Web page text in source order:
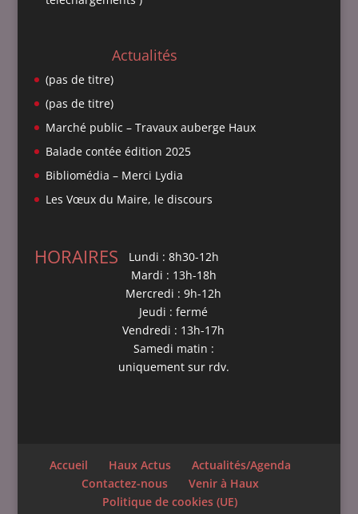
Actualités
(pas de titre)
(pas de titre)
Marché public – Travaux auberge Haux
Balade contée édition 2025
Bibliomédia – Merci Lydia
Les Vœux du Maire, le discours
HORAIRES
Lundi : 8h30-12h
Mardi : 13h-18h
Mercredi : 9h-12h
Jeudi : fermé
Vendredi : 13h-17h
Samedi matin :
uniquement sur rdv.
Accueil Haux Actus
Actualités/Agenda
Contactez-nous
Venir à Haux
Politique de cookies (UE)